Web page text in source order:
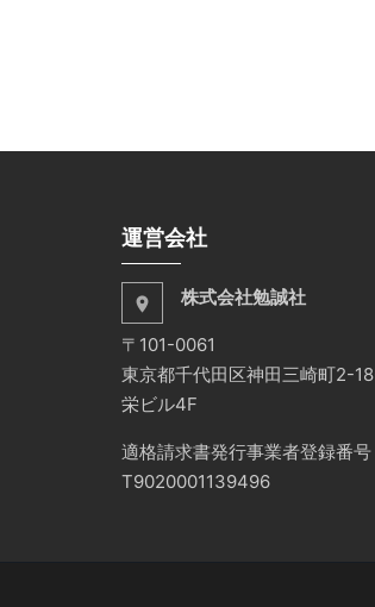
運営会社
place 株式会社勉誠社
〒101-0061
東京都千代田区神田三崎町2-
栄ビル4F
適格請求書発行事業者登録番
T9020001139496